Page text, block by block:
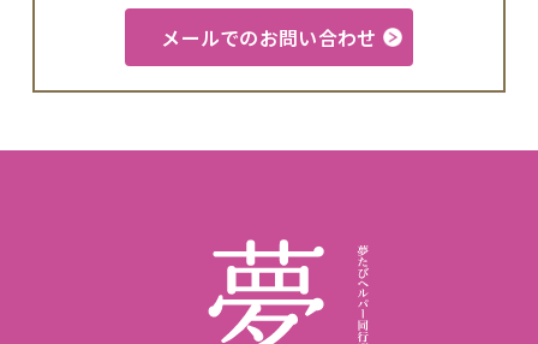
メールでのお問い合わせ